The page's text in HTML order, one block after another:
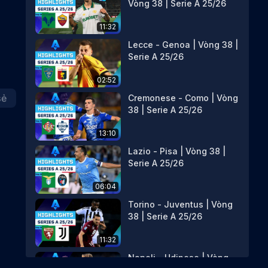
11:32
Vòng 38 | Serie A 25/26
02:52
Lecce - Genoa | Vòng 38 |
Serie A 25/26
13:10
Cremonese - Como | Vòng
38 | Serie A 25/26
06:04
Lazio - Pisa | Vòng 38 |
Serie A 25/26
11:32
Torino - Juventus | Vòng
38 | Serie A 25/26
Napoli - Udinese | Vòng